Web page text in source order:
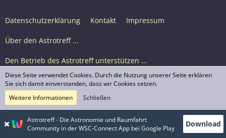
Datenschutzerklärung Kontakt Impressum
Über den Astrotreff ...
Den Betrieb des Astrotreff unterstützen ...
Nutzungsbedingungen
© Astrotreff 2001-2026, lizenziert unter CC BY-SA,
sofern für einzelne Inhalte nicht anders angegeben
Astrotreff - Die Astronomie und Raumfahrt
Community in der WSC-Connect App bei Google Play
Download
Diese Seite verwendet Cookies. Durch die Nutzung unserer Seite erklären
Sie sich damit einverstanden, dass wir Cookies setzen.
Weitere Informationen
Schließen